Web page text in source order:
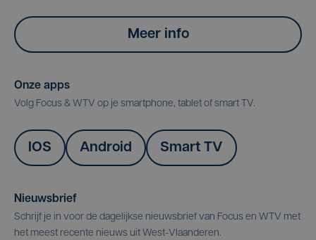
Meer info
Onze apps
Volg Focus & WTV op je smartphone, tablet of smart TV.
IOS Android Smart TV
Nieuwsbrief
Schrijf je in voor de dagelijkse nieuwsbrief van Focus en WTV met
het meest recente nieuws uit West-Vlaanderen.